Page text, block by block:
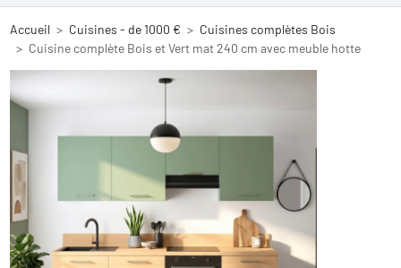
Accueil Cuisines - de 1000 €
Cuisines complètes Bois
Cuisine complète Bois et Vert mat 240 cm avec meuble hotte